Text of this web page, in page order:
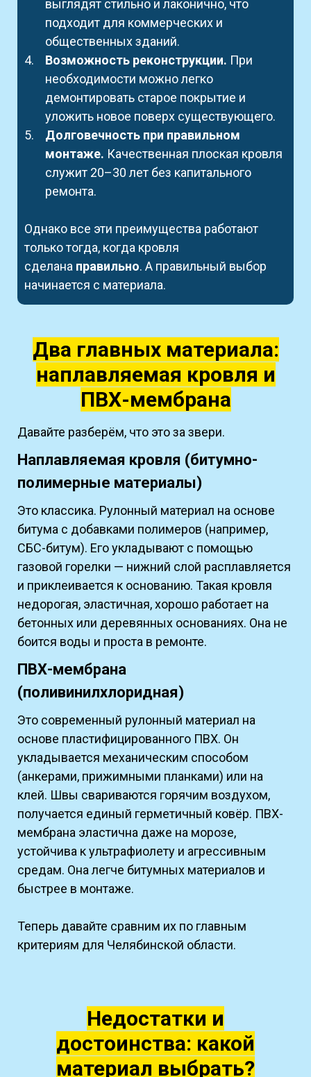
выглядят стильно и лаконично, что
подходит для коммерческих и
общественных зданий.
Возможность реконструкции. При
необходимости можно легко
демонтировать старое покрытие и
уложить новое поверх существующего.
Долговечность при правильном
монтаже. Качественная плоская кровля
служит 20–30 лет без капитального
ремонта.
Однако все эти преимущества работают
только тогда, когда кровля
сделана правильно. А правильный выбор
начинается с материала.
Два главных материала:
наплавляемая кровля и
ПВХ-мембрана
Давайте разберём, что это за звери.
Наплавляемая кровля (битумно-
полимерные материалы)
Это классика. Рулонный материал на основе
битума с добавками полимеров (например,
СБС-битум). Его укладывают с помощью
газовой горелки — нижний слой расплавляется
и приклеивается к основанию. Такая кровля
недорогая, эластичная, хорошо работает на
бетонных или деревянных основаниях. Она не
боится воды и проста в ремонте.
ПВХ-мембрана
(поливинилхлоридная)
Это современный рулонный материал на
основе пластифицированного ПВХ. Он
укладывается механическим способом
(анкерами, прижимными планками) или на
клей. Швы свариваются горячим воздухом,
получается единый герметичный ковёр. ПВХ-
мембрана эластична даже на морозе,
устойчива к ультрафиолету и агрессивным
средам. Она легче битумных материалов и
быстрее в монтаже.
Теперь давайте сравним их по главным
критериям для Челябинской области.
Недостатки и
достоинства: какой
материал выбрать?